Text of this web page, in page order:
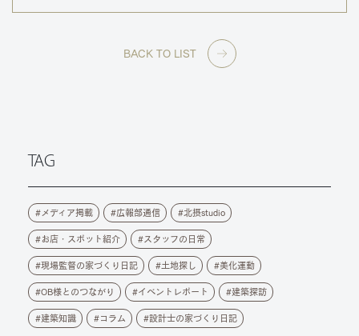
BACK TO LIST
TAG
メディア掲載 広報部通信 北摂studio
お店・スポット紹介 スタッフの日常
現場監督の家づくり日記 土地探し 美化運動
OB様とのつながり イベントレポート 建築探訪
建築知識 コラム 設計士の家づくり日記